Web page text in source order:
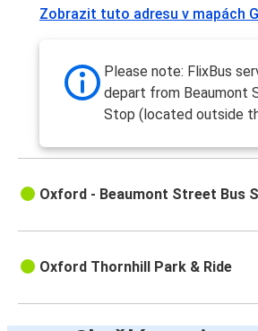
Zobrazit tuto adresu v mapách
Please note: FlixBus
depart from Beaumont
Stop (located outside
Oxford - Beaumont Street Bus
Oxford Thornhill Park & Ride